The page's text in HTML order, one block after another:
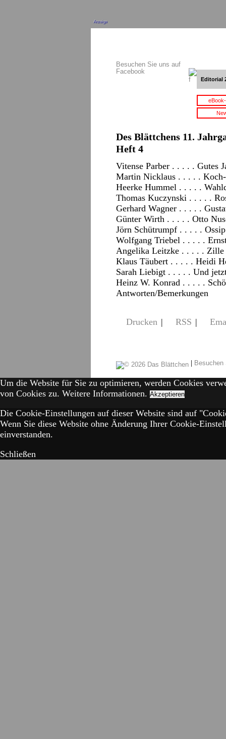
Anzeige
Besuchen Sie uns auf
Facebook
Editorial
Des Blättchens 11.
Heft 4
Vitense Parber . . . . . Gutes
Martin Nicklaus . . . . .
Heerke Hummel . . . . .
Thomas Kuczynski . . . . .
Gerhard Wagner . . . . .
Günter Wirth . . . . . Otto
Jörn Schütrumpf . . . . .
Wolfgang Triebel . . . . .
Angelika Leitzke . . . . . Zille
Klaus Täubert . . . . . Heidi
Sarah Liebigt . . . . . Und
Heinz W. Konrad . . . . .
Antworten/Bemerkungen
Drucken | RSS |
|
Um die Website für Sie zu optimieren, werden Cookies
von Cookies zu. Weitere Informationen. Akzeptieren
Die Cookie-Einstellungen auf dieser Website sind auf
Wenn Sie diese Website ohne Änderung Ihrer Cookie-
einverstanden.
Schließen